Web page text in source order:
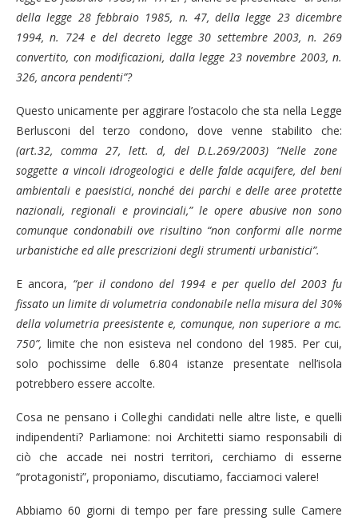
della legge 28 febbraio 1985, n. 47, della legge 23 dicembre
1994, n. 724 e del decreto legge 30 settembre 2003, n. 269
convertito, con modificazioni, dalla legge 23 novembre 2003, n.
326, ancora pendenti”?
Questo unicamente per aggirare l’ostacolo che sta nella Legge
Berlusconi del terzo condono, dove venne stabilito che:
(art.32, comma 27, lett. d, del D.L.269/2003) “Nelle zone
soggette a vincoli idrogeologici e delle falde acquifere, del beni
ambientali e paesistici, nonché dei parchi e delle aree protette
nazionali, regionali e provinciali,” le opere abusive non sono
comunque condonabili ove risultino “non conformi alle norme
urbanistiche ed alle prescrizioni degli strumenti urbanistici”.
E ancora, “per il condono del 1994 e per quello del 2003 fu
fissato un limite di volumetria condonabile nella misura del 30%
della volumetria preesistente e, comunque, non superiore a mc.
750”, limite che non esisteva nel condono del 1985. Per cui,
solo pochissime delle 6.804 istanze presentate nell’isola
potrebbero essere accolte.
Cosa ne pensano i Colleghi candidati nelle altre liste, e quelli
indipendenti? Parliamone: noi Architetti siamo responsabili di
ciò che accade nei nostri territori, cerchiamo di esserne
“protagonisti”, proponiamo, discutiamo, facciamoci valere!
Abbiamo 60 giorni di tempo per fare pressing sulle Camere